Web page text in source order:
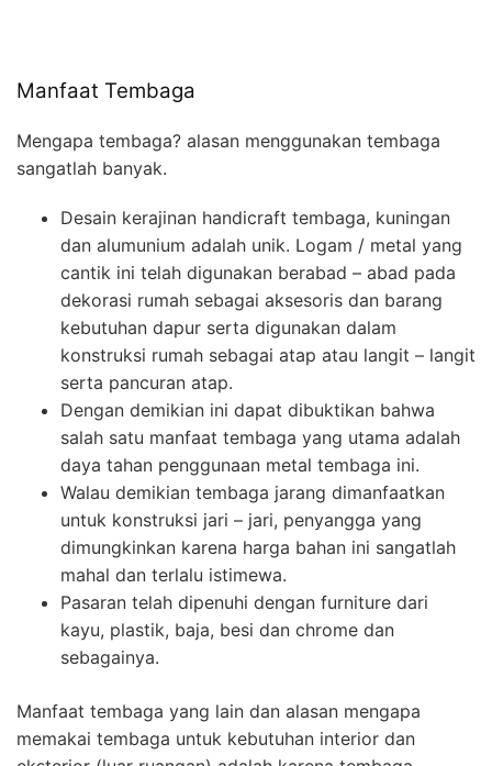
Manfaat Tembaga
Mengapa tembaga? alasan menggunakan tembaga
sangatlah banyak.
Desain kerajinan handicraft tembaga, kuningan
dan alumunium adalah unik. Logam / metal yang
cantik ini telah digunakan berabad – abad pada
dekorasi rumah sebagai aksesoris dan barang
kebutuhan dapur serta digunakan dalam
konstruksi rumah sebagai atap atau langit – langit
serta pancuran atap.
Dengan demikian ini dapat dibuktikan bahwa
salah satu manfaat tembaga yang utama adalah
daya tahan penggunaan metal tembaga ini.
Walau demikian tembaga jarang dimanfaatkan
untuk konstruksi jari – jari, penyangga yang
dimungkinkan karena harga bahan ini sangatlah
mahal dan terlalu istimewa.
Pasaran telah dipenuhi dengan furniture dari
kayu, plastik, baja, besi dan chrome dan
sebagainya.
Manfaat tembaga yang lain dan alasan mengapa
memakai tembaga untuk kebutuhan interior dan